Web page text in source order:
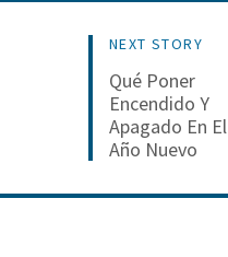
NEXT STORY
Qué Poner
Encendido Y
Apagado En El
Año Nuevo